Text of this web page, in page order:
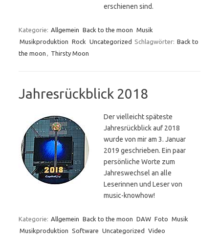
erschienen sind.
Kategorie: Allgemein Back to the moon Musik
Musikproduktion Rock Uncategorized Schlagwörter: Back to
the moon , Thirsty Moon
Jahresrückblick 2018
Der vielleicht späteste
Jahresrückblick auf 2018
wurde von mir am 3. Januar
2019 geschrieben. Ein paar
persönliche Worte zum
Jahreswechsel an alle
Leserinnen und Leser von
music-knowhow!
Kategorie: Allgemein Back to the moon DAW Foto Musik
Musikproduktion Software Uncategorized
Video